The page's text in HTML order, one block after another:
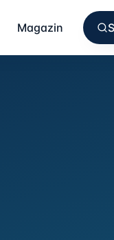
Magazin